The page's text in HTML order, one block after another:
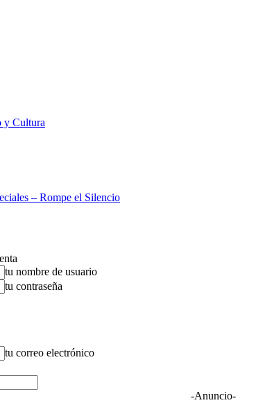
y Cultura
– Rompe el Silencio
tu nombre de usuario
tu contraseña
tu correo electrónico
-Anuncio-